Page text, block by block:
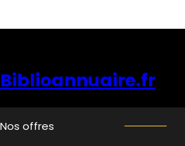
Biblioannuaire.fr
Nos offres